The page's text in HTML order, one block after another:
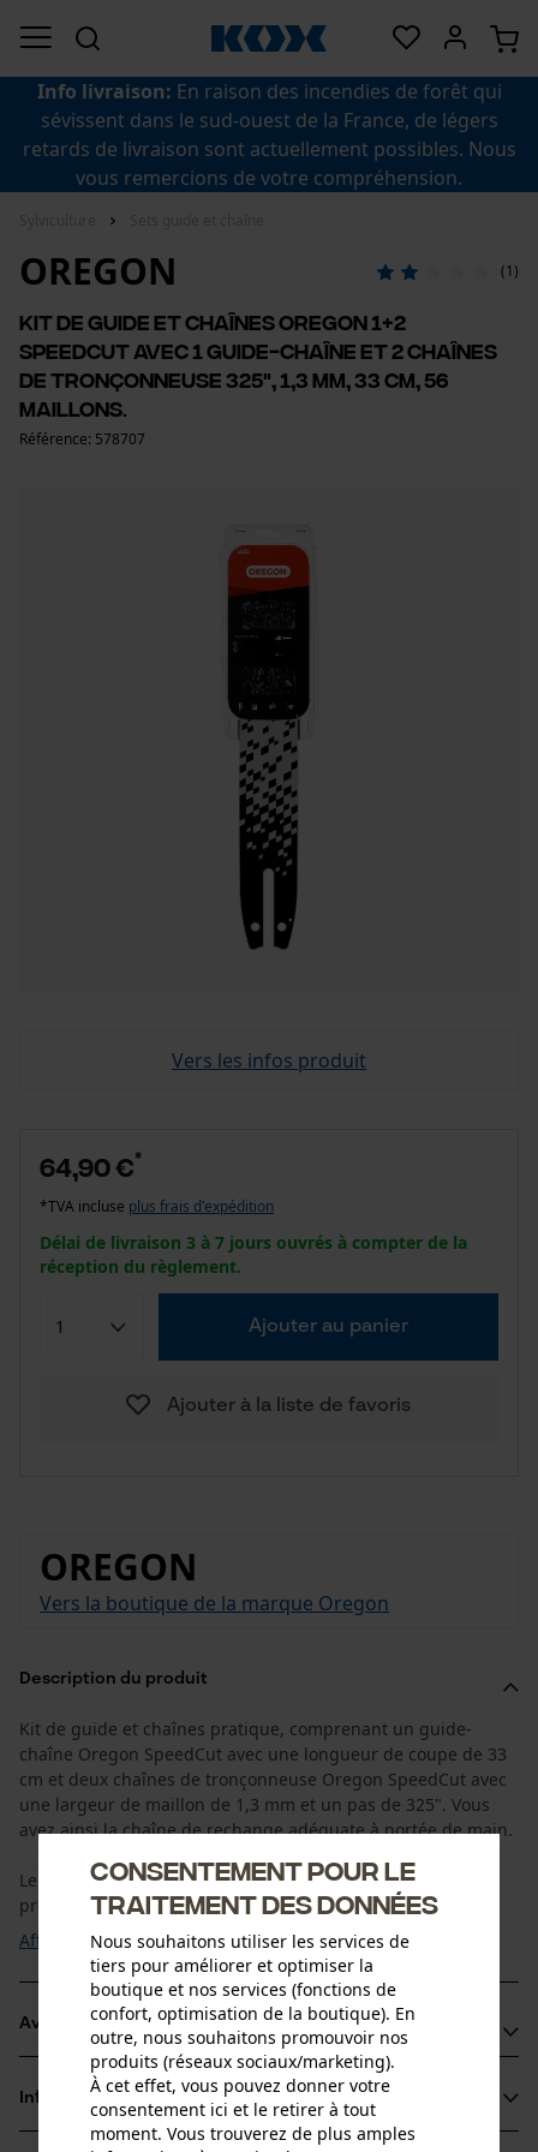
Info livraison: En raison des incendies de forêt qui
sévissent dans le sud-ouest de la France, de légers
retards de livraison sont actuellement possibles. Nous
vous remercions de votre compréhension.
OREGON (1)
Kit de guide et chaînes Oregon 1+2
SpeedCut avec 1 guide-chaîne et 2 chaînes
de tronçonneuse 325", 1,3 mm, 33 cm, 56
maillons.
Référence: 578707
Vers les infos produit
64,90 €*
*TVA incluse plus frais d'expédition
Délai de livraison 3 à 7 jours ouvrés à compter de la
réception du règlement.
Ajouter au panier
Ajouter à la liste de favoris
OREGON
Vers la boutique de la marque Oregon
Description du produit
Kit de guide et chaînes pratique, comprenant un guide-
chaîne Oregon SpeedCut avec une longueur de coupe de 33
cm et deux chaînes de tronçonneuse Oregon SpeedCut avec
une largeur de maillon de 1,3 mm et un pas de 325". Vous
avez ainsi la chaîne de rechange adéquate à portée de main.
Le guide-chaîne Oregon SpeedCut se distingue par sa
précision de coupe et son maniement ...
Afficher plus
Avantages du produit
La taille de coupe réduite produit moins de copeaux et
vous permet d’obtenir du bois plus ferme
Chaînes de tronçonneuse équipées d’un nouveau type de
Informations sur le produit
Consentement pour le
traitement des données
Nous souhaitons utiliser les services de
tiers pour améliorer et optimiser la
boutique et nos services (fonctions de
confort, optimisation de la boutique). En
outre, nous souhaitons promouvoir nos
produits (réseaux sociaux/marketing).
À cet effet, vous pouvez donner votre
consentement ici et le retirer à tout
moment. Vous trouverez de plus amples